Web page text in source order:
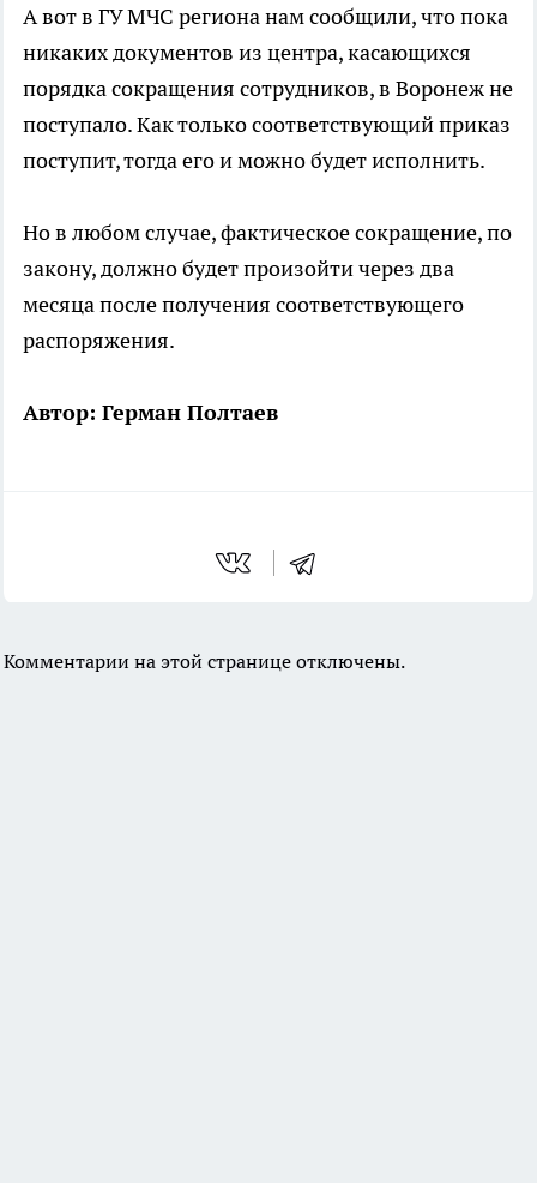
А вот в ГУ МЧС региона нам сообщили, что пока
никаких документов из центра, касающихся
порядка сокращения сотрудников, в Воронеж не
поступало. Как только соответствующий приказ
поступит, тогда его и можно будет исполнить.
Но в любом случае, фактическое сокращение, по
закону, должно будет произойти через два
месяца после получения соответствующего
распоряжения.
Автор: Герман Полтаев
Комментарии на этой странице отключены.